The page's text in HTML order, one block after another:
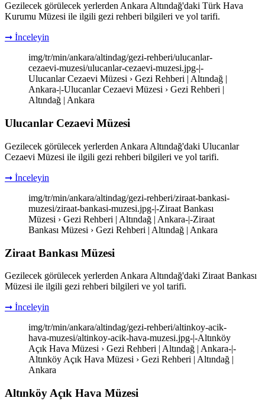
Gezilecek görülecek yerlerden Ankara Altındağ'daki Türk Hava
Kurumu Müzesi ile ilgili gezi rehberi bilgileri ve yol tarifi.
➞ İnceleyin
img/tr/min/ankara/altindag/gezi-rehberi/ulucanlar-
cezaevi-muzesi/ulucanlar-cezaevi-muzesi.jpg-|-
Ulucanlar Cezaevi Müzesi › Gezi Rehberi | Altındağ |
Ankara-|-Ulucanlar Cezaevi Müzesi › Gezi Rehberi |
Altındağ | Ankara
Ulucanlar Cezaevi Müzesi
Gezilecek görülecek yerlerden Ankara Altındağ'daki Ulucanlar
Cezaevi Müzesi ile ilgili gezi rehberi bilgileri ve yol tarifi.
➞ İnceleyin
img/tr/min/ankara/altindag/gezi-rehberi/ziraat-bankasi-
muzesi/ziraat-bankasi-muzesi.jpg-|-Ziraat Bankası
Müzesi › Gezi Rehberi | Altındağ | Ankara-|-Ziraat
Bankası Müzesi › Gezi Rehberi | Altındağ | Ankara
Ziraat Bankası Müzesi
Gezilecek görülecek yerlerden Ankara Altındağ'daki Ziraat Bankası
Müzesi ile ilgili gezi rehberi bilgileri ve yol tarifi.
➞ İnceleyin
img/tr/min/ankara/altindag/gezi-rehberi/altinkoy-acik-
hava-muzesi/altinkoy-acik-hava-muzesi.jpg-|-Altınköy
Açık Hava Müzesi › Gezi Rehberi | Altındağ | Ankara-|-
Altınköy Açık Hava Müzesi › Gezi Rehberi | Altındağ |
Ankara
Altınköy Açık Hava Müzesi